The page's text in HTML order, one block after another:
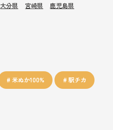
大分県 宮崎県
鹿児島県
米ぬか100% 駅チカ